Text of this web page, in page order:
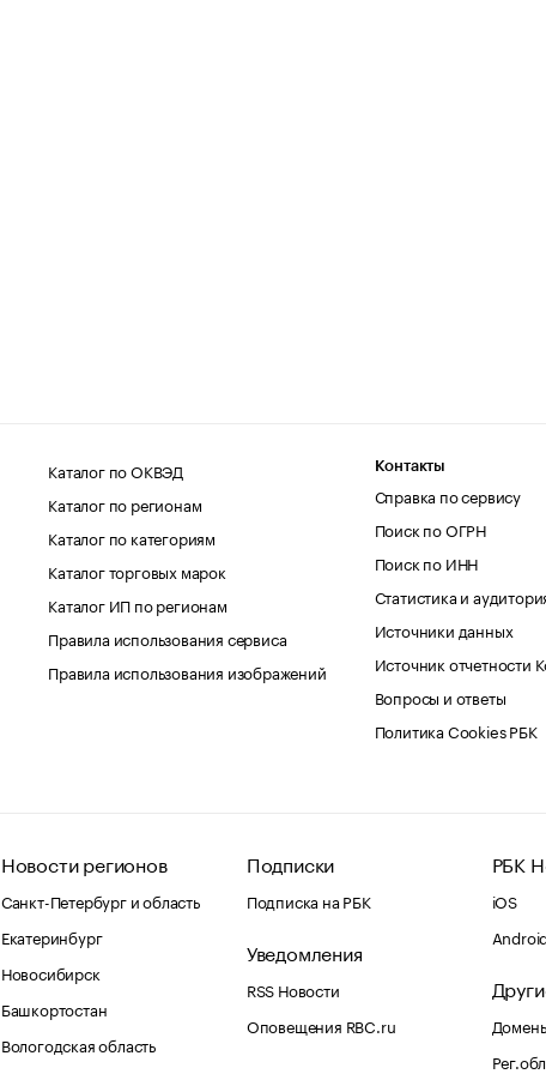
Каталог по ОКВЭД
Каталог по регионам
Каталог по категориям
Каталог торговых марок
Каталог ИП по регионам
Правила использования сервиса
Правила использования изображений
Контакты
Справка по сервису
Поиск по ОГРН
Поиск по ИНН
Статистика и
Источники данных
Источник отчетности
Вопросы и ответы
Политика Cookies РБК
Новости регионов
Санкт-Петербург и область
Екатеринбург
Новосибирск
Башкортостан
Вологодская область
Подписки
Подписка на РБК
Уведомления
RSS Новости
Оповещения RBC.ru
РБК
iOS